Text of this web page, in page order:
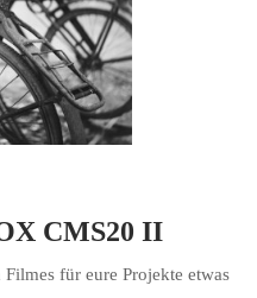
CMS20 II
für eure Projekte etwas